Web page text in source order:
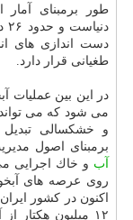
طور برمبنای
دست اندازی های
طغیانی قرار دارد.
در این بین عملیات
می شود كه می تواند
و خشكسالی تبدیل
برمبنای اصول
آب و خاك اجرایی
روی عرصه های
۱۲ میلیون